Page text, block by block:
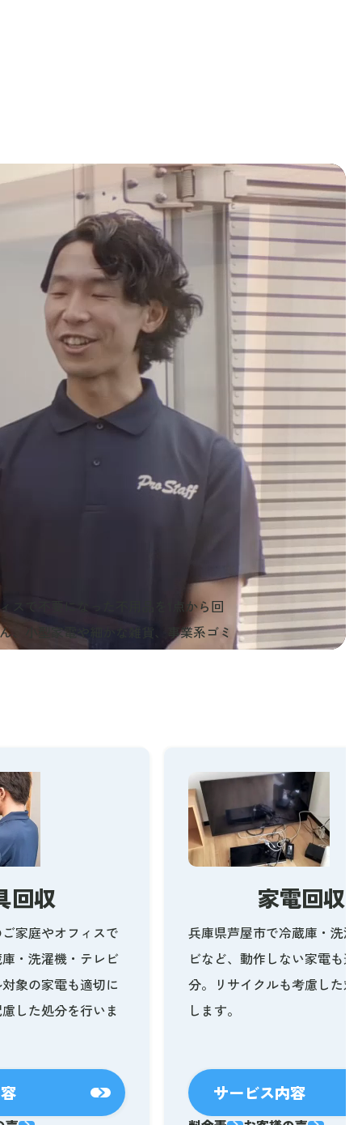
スで不要になった不用品を1点から回
、小型家電や細かな雑貨、事業系ゴミ
回収
家庭やオフィスで
・洗濯機・テレビ
象の家電も適切に
した処分を行いま
家電回収
兵庫県芦屋市で冷蔵庫・洗濯
ビなど、動作しない家電も適
分。リサイクルも考慮した対
します。
サービス内容